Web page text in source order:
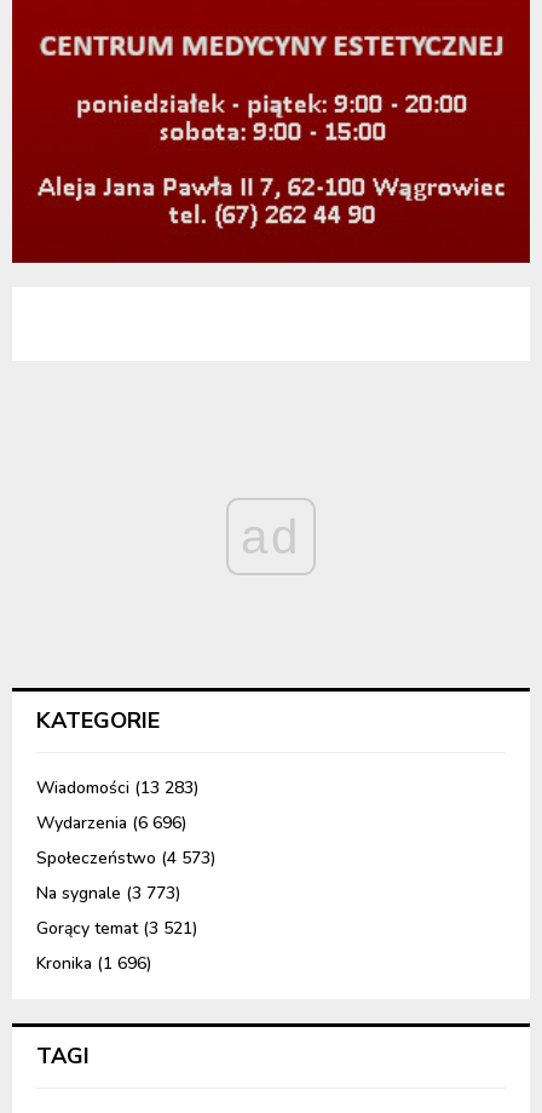
ad
KATEGORIE
Wiadomości (13 283)
Wydarzenia (6 696)
Społeczeństwo (4 573)
Na sygnale (3 773)
Gorący temat(3 521)
Kronika (1 696)
TAGI